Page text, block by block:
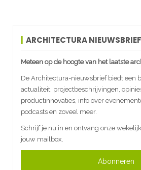
ARCHITECTURA NIEUWSBRIEF
Meteen op de hoogte van het laatste
De Architectura-nieuwsbrief biedt een
actualiteit, projectbeschrijvingen,
productinnovaties, info over
podcasts en zoveel meer.
Schrijf je nu in en ontvang onze
jouw mailbox.
Abonneren